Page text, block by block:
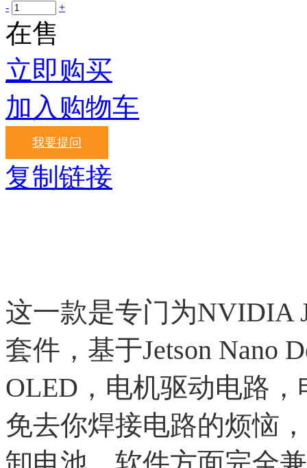
- +
在售
立即购买
加入购物车
我要提问
复制链接
这一款是专门为NVIDIA
套件，基于Jetson Nano
OLED，电机驱动电路
免去你焊接电路的烦恼